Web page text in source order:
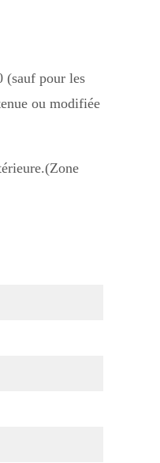
(sauf pour les
ou modifiée